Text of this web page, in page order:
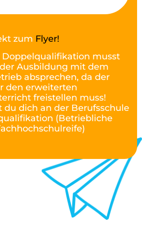
zum Flyer!
Doppelqualifikation musst
Ausbildung mit dem
absprechen, da der
den erweiterten
freistellen muss!
du dich an der Berufsschule
(Betriebliche